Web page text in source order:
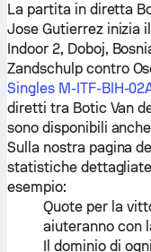
La partita in diretta
Jose Gutierrezinizia il
Indoor 2, Doboj,
Zandschulpcontro
Singles M-ITF-BIH-
diretti tra Botic Van
sono disponibili
Sulla nostra pagina
statistiche
esempio:
Quote per la
aiuteranno con
Il dominio di